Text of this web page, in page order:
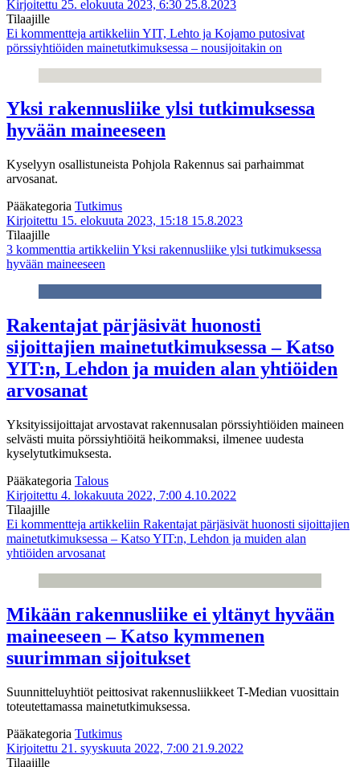
Kirjoitettu 25. elokuuta 2023, 6:30 25.8.2023
Tilaajille
Ei kommentteja artikkeliin YIT, Lehto ja Kojamo putosivat
pörssiyhtiöiden mainetutkimuksessa – nousijoitakin on
Yksi rakennusliike ylsi tutkimuksessa
hyvään maineeseen
Kyselyyn osallistuneista Pohjola Rakennus sai parhaimmat
arvosanat.
Pääkategoria Tutkimus
Kirjoitettu 15. elokuuta 2023, 15:18 15.8.2023
Tilaajille
3 kommenttia artikkeliin Yksi rakennusliike ylsi tutkimuksessa
hyvään maineeseen
Rakentajat pärjäsivät huonosti
sijoittajien mainetutkimuksessa – Katso
YIT:n, Lehdon ja muiden alan yhtiöiden
arvosanat
Yksityissijoittajat arvostavat rakennusalan pörssiyhtiöiden maineen
selvästi muita pörssiyhtiöitä heikommaksi, ilmenee uudesta
kyselytutkimuksesta.
Pääkategoria Talous
Kirjoitettu 4. lokakuuta 2022, 7:00 4.10.2022
Tilaajille
Ei kommentteja artikkeliin Rakentajat pärjäsivät huonosti sijoittajien
mainetutkimuksessa – Katso YIT:n, Lehdon ja muiden alan
yhtiöiden arvosanat
Mikään rakennusliike ei yltänyt hyvään
maineeseen – Katso kymmenen
suurimman sijoitukset
Suunnitteluyhtiöt peittosivat rakennusliikkeet T-Median vuosittain
toteutettamassa mainetutkimuksessa.
Pääkategoria Tutkimus
Kirjoitettu 21. syyskuuta 2022, 7:00 21.9.2022
Tilaajille